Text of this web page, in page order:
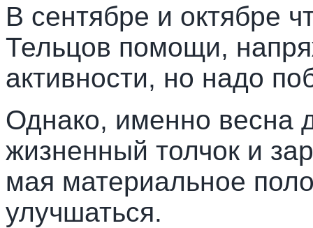
В сентябре и октябре
Тельцов помощи,
активности, но надо
Однако, именно весна
жизненный толчок и
мая материальное
улучшаться.